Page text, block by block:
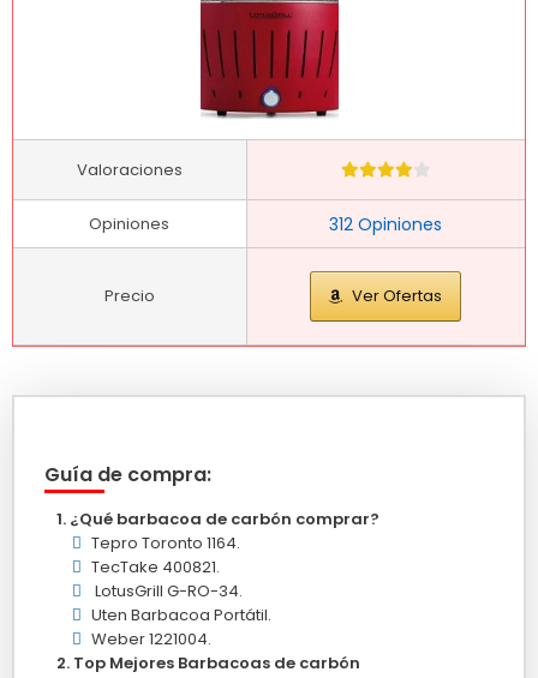
312 Opiniones
Ver Ofertas
Valoraciones
Opiniones
Precio
Guía de compra:
¿Qué barbacoa de carbón comprar?
Tepro Toronto 1164.
TecTake 400821.
LotusGrill G-RO-34.
Uten Barbacoa Portátil.
Weber 1221004.
Top Mejores Barbacoas de carbón